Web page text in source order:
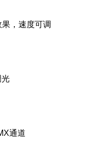
，速度可调
光
通道